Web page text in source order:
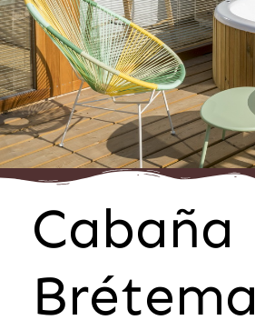
Cabaña
Brétema